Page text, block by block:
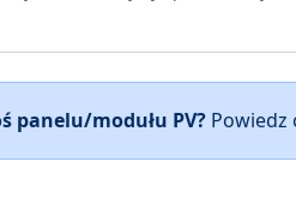
panelu/modułu PV? Powiedz